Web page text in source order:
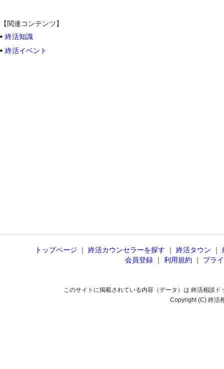
【関連コンテンツ】
終活知識
終活イベント
トップページ ｜ 終活カウンセラーを探す ｜ 終活タウン ｜
会員登録 ｜ 利用規約 ｜ プラ
このサイトに掲載されている内容（データ）は 終活相談
Copyright (C) 終活